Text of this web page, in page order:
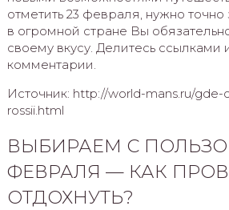
отметить 23 февраля, нужно точно
в огромной стране Вы
своему вкусу. Делитесь ссылками
комментарии.
Источник: http://world-mans.ru/
rossii.html
ВЫБИРАЕМ С
ФЕВРАЛЯ — КАК
ОТДОХНУТЬ?